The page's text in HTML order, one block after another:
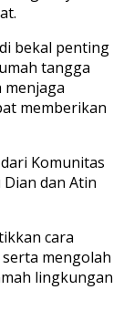
bekal penting
tangga
menjaga
memberikan
Komunitas
dan Atin
cara
mengolah
lingkungan